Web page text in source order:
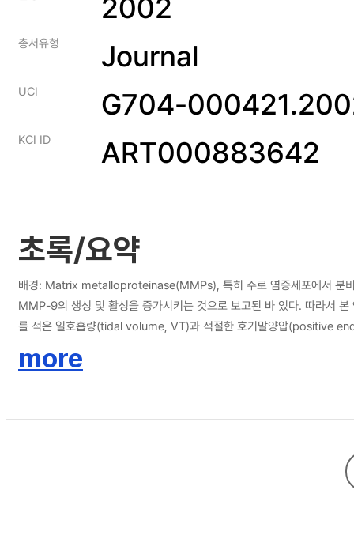
총서유형 Journal
UCI G704-
KCI ID ART000883642
초록/요약
배경: Matrix metalloproteinase(MMPs), 특히 주로 염증세포에서 분비
MMP-9의 생성 및 활성을 증가시키는 것으로 보고된 바 있다. 따라서
를 적은 일호흡량(tidal volume, VT)과 적절한 호기말양압(positive
고찰하였다.결과: 습건중량비, 급성 폐손상지수 및 MMP-9의 발현이
more